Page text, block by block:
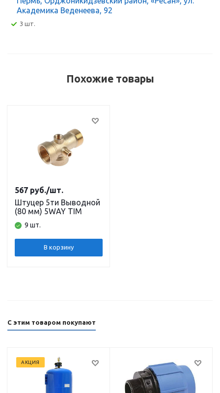
Академика Веденеева, 92
3 шт.
Похожие товары
Штуцер 5ти Выводной
(80 мм) 5WAY TIM
9 шт.
567 руб./шт.
В корзину
С этим товаром покупают
АКЦИЯ